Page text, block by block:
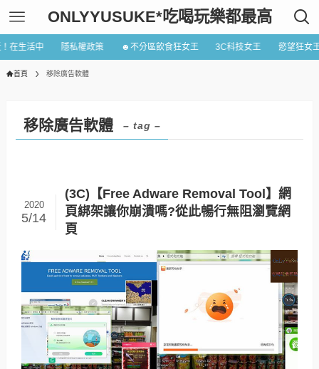
ONLYYUSUKE*吃喝玩樂都最高
在生活中 隱私權政策 ☻不分區飲食狂女王 3C科技女王 慾望狂女
首頁 移除廣告軟體
移除廣告軟體 – tag –
(3C)【Free Adware Removal Tool】網
頁綁架讓你崩潰嗎?從此暢行無阻瀏覽網
頁
2020
5/14